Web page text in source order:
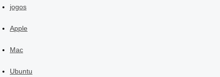
jogos
Apple
Mac
Ubuntu